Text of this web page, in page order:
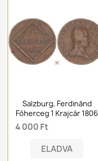
Salzburg, Ferdinánd
Főherceg 1 Krajcár 1806
4 000 Ft
ELADVA